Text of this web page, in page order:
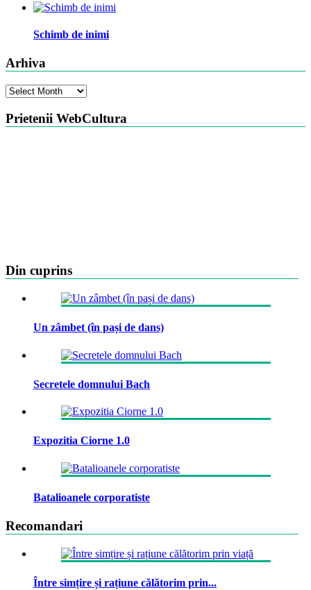
Schimb de inimi
Arhiva
Arhiva
Prietenii WebCultura
Din cuprins
Un zâmbet (în pași de dans)
Secretele domnului Bach
Expozitia Ciorne 1.0
Batalioanele corporatiste
Recomandari
Între simțire și rațiune călătorim prin...